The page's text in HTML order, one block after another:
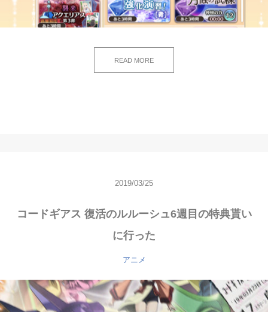
READ MORE
2019/03/25
コードギアス 復活のルルーシュ6週目の特典貰い
に行った
アニメ